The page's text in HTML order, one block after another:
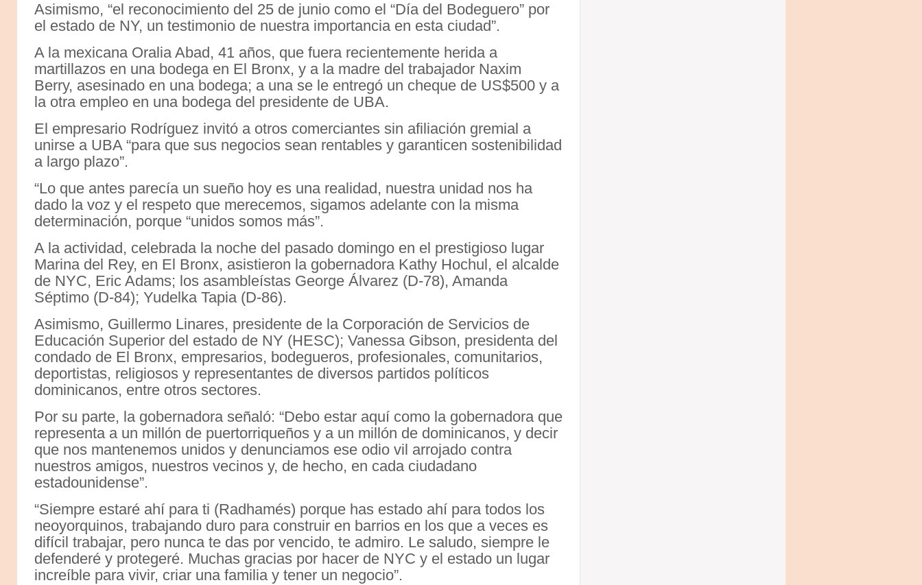
Asimismo, “el reconocimiento del 25 de junio como el “Día del Bodeguero” por
el estado de NY, un testimonio de nuestra importancia en esta ciudad”.
A la mexicana Oralia Abad, 41 años, que fuera recientemente herida a
martillazos en una bodega en El Bronx, y a la madre del trabajador Naxim
Berry, asesinado en una bodega; a una se le entregó un cheque de US$500 y a
la otra empleo en una bodega del presidente de UBA.
El empresario Rodríguez invitó a otros comerciantes sin afiliación gremial a
unirse a UBA “para que sus negocios sean rentables y garanticen sostenibilidad
a largo plazo”.
“Lo que antes parecía un sueño hoy es una realidad, nuestra unidad nos ha
dado la voz y el respeto que merecemos, sigamos adelante con la misma
determinación, porque “unidos somos más”.
A la actividad, celebrada la noche del pasado domingo en el prestigioso lugar
Marina del Rey, en El Bronx, asistieron la gobernadora Kathy Hochul, el alcalde
de NYC, Eric Adams; los asambleístas George Álvarez (D-78), Amanda
Séptimo (D-84); Yudelka Tapia (D-86).
Asimismo, Guillermo Linares, presidente de la Corporación de Servicios de
Educación Superior del estado de NY (HESC); Vanessa Gibson, presidenta del
condado de El Bronx, empresarios, bodegueros, profesionales, comunitarios,
deportistas, religiosos y representantes de diversos partidos políticos
dominicanos, entre otros sectores.
Por su parte, la gobernadora señaló: “Debo estar aquí como la gobernadora que
representa a un millón de puertorriqueños y a un millón de dominicanos, y decir
que nos mantenemos unidos y denunciamos ese odio vil arrojado contra
nuestros amigos, nuestros vecinos y, de hecho, en cada ciudadano
estadounidense”.
“Siempre estaré ahí para ti (Radhamés) porque has estado ahí para todos los
neoyorquinos, trabajando duro para construir en barrios en los que a veces es
difícil trabajar, pero nunca te das por vencido, te admiro. Le saludo, siempre le
defenderé y protegeré. Muchas gracias por hacer de NYC y el estado un lugar
increíble para vivir, criar una familia y tener un negocio”.